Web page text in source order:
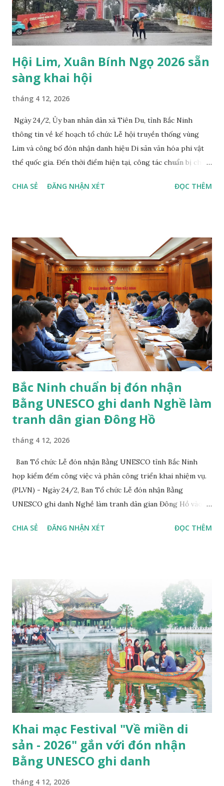
Hội Lim, Xuân Bính Ngọ 2026 sẵn
sàng khai hội
tháng 4 12, 2026
Ngày 24/2, Ủy ban nhân dân xã Tiên Du, tỉnh Bắc Ninh
thông tin về kế hoạch tổ chức Lễ hội truyền thống vùng
Lim và công bố đón nhận danh hiệu Di sản văn hóa phi vật
thể quốc gia. Đến thời điểm hiện tại, công tác chuẩn bị cho
khâu cuối cùng. Dù chưa vào hội, nhưng nhiều du khách đã
với nhiều điểm nhấn đặc sắc về văn hóa. Trung tâm của lễ
hội là khu vực núi Hồng Vân (núi Lim) và hồ điều hòa Vân
Tương. Điểm nhấn đặc biệt của lễ hội năm nay là Lễ công bố
và đón nhận danh hiệu Di sản văn hóa phi vật thể quốc gia
đối với Lễ hội truyền thống Hội Lim, diễn ra tại sân khấu
trung tâm trên núi Lim được tổ chức vào sáng 28/2. Đây
được xem là dấu mốc quan trọng trong quá trình bảo tồn và
phát huy giá trị văn hóa Kinh Bắc. Đại diện Ủy ban nhân dân
xã Tiên D...
CHIA SẺ ĐĂNG NHẬN XÉT ĐỌC THÊM
Bắc Ninh chuẩn bị đón nhận
Bằng UNESCO ghi danh Nghề làm
tranh dân gian Đông Hồ
tháng 4 12, 2026
Ban Tổ chức Lễ đón nhận Bằng UNESCO tỉnh Bắc Ninh
họp kiểm đếm công việc và phân công triển khai nhiệm vụ.
(PLVN) - Ngày 24/2, Ban Tổ chức Lễ đón nhận Bằng
UNESCO ghi danh Nghề làm tranh dân gian Đông Hồ vào
công bố quần thể di tích và danh thắng Yên Tử - Vĩnh
công việc và phân công triển khai nhiệm vụ. Thứ Ba
24/02/2026 20:51 (GMT+7) Theo đó, lễ đón nhận Bằng
UNESCO dự kiến diễn ra vào 20h ngày 28/3/2026 tại sân
khấu ngoài trời Quảng trường 3/2 (phường Bắc Giang, tỉnh
Bắc Ninh). Cùng với đó, chuỗi các hoạt động văn hóa đặc sắc
hưởng ứng diễn ra từ cuối tháng 3 đến đầu tháng 4/2026
được tổ chức tại các phường: Bắc Giang, Kinh Bắc, Thuận
Thành, Tân An… Nổi bật là chương trình trình diễn các di
sản văn hóa phi vật thể được UNESCO ghi danh; không gian
tr...
CHIA SẺ ĐĂNG NHẬN XÉT ĐỌC THÊM
Khai mạc Festival "Về miền di
sản - 2026" gắn với đón nhận
Bằng UNESCO ghi danh
tháng 4 12, 2026